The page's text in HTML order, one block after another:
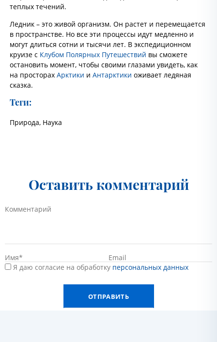
теплых течений.
Ледник – это живой организм. Он растет и перемещается
в пространстве. Но все эти процессы идут медленно и
могут длиться сотни и тысячи лет. В экспедиционном
круизе с Клубом Полярных Путешествий вы сможете
остановить момент, чтобы своими глазами увидеть, как
на просторах Арктики и Антарктики оживает ледяная
сказка.
Теги:
Природа, Наука
Оставить комментарий
Я даю согласие на обработку персональных данных